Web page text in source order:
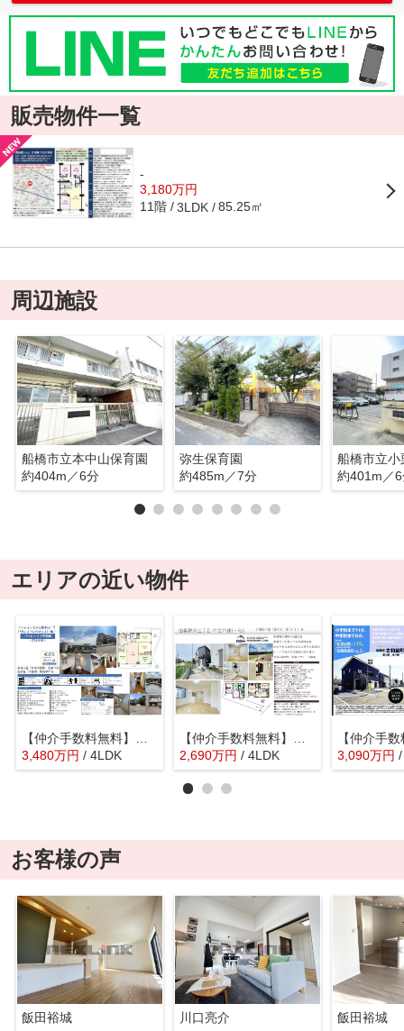
販売物件一覧
-
3,180万円
11階 3LDK 85.25㎡
周辺施設
船橋市立本中山保育園
約404m／6分
弥生保育園
約485m／7分
船橋市立小
約401m／
エリアの近い物件
3,480万円 / 4LDK
2,690万円 / 4LDK 3,090万円
お客様の声
飯田裕城 川口亮介 飯田裕城